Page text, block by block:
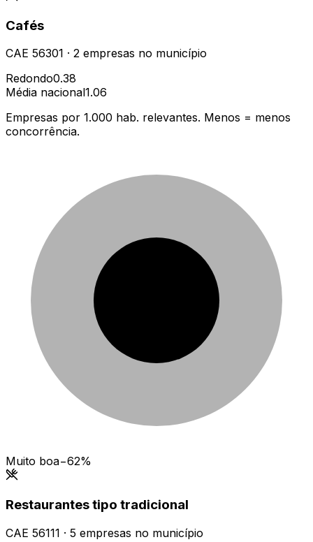
Cafés
CAE 56301 · 2 empresas no município
Redondo0.38
Média nacional1.06
Empresas por 1.000 hab. relevantes. Menos = menos
concorrência.
Muito boa−62%
Restaurantes tipo tradicional
CAE 56111 · 5 empresas no município